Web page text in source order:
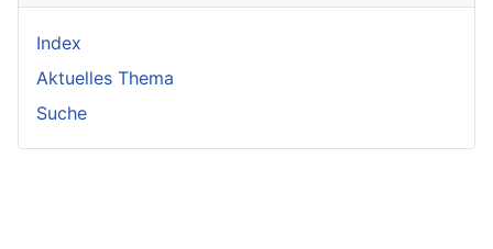
Index
Aktuelles Thema
Suche